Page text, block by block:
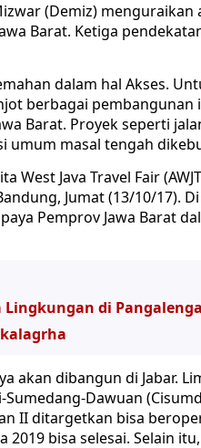
(Demiz)
Barat. Ketiga
dalam hal Akses.
berbagai
Barat. Proyek seperti
masal tengah
Java Travel Fair
Jumat (13/10/17).
Pemprov Jawa Barat
di
akan dibangun di Jabar.
Dawuan
II ditargetkan bisa
bisa selesai. Selain